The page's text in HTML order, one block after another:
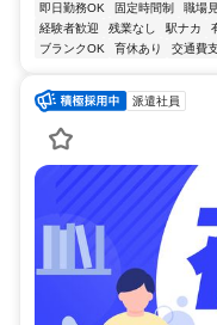
即日勤務OK
固定時間制 職場
経験者歓迎
残業なし 駅ナカ
ブランクOK
育休あり 交通費
派遣社員